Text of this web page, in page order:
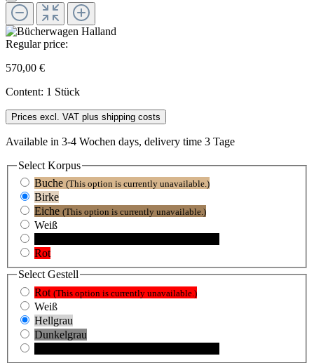
Regular price:
570,00 €
Content: 1 Stück
Prices excl. VAT plus shipping costs
Available in 3-4 Wochen days, delivery time 3 Tage
Select Korpus
Buche (This option is currently unavailable.)
Birke
Eiche (This option is currently unavailable.)
Weiß
Rot
SelectGestell
Rot (This option is currently unavailable.)
Weiß
Hellgrau
Dunkelgrau